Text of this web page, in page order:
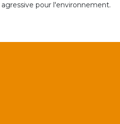
pour l'environnement.